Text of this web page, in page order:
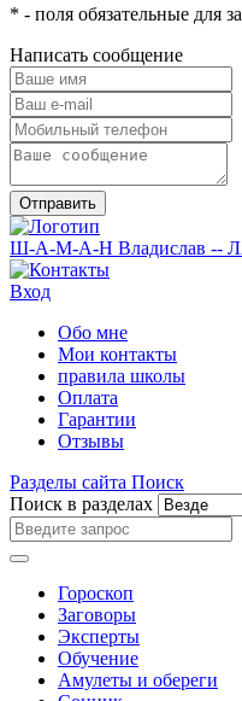
* - поля обязательные для
Написать сообщение
Отправить
Ш-А-М-А-Н Владислав --
Вход
Обо мне
Мои контакты
правила школы
Оплата
Гарантии
Отзывы
Разделы сайта Поиск
Поиск в разделах
Гороскоп
Заговоры
Эксперты
Обучение
Амулеты и обереги